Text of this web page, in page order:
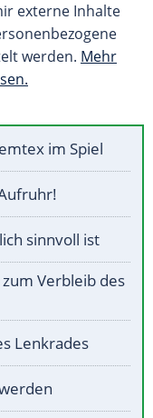
externe Inhalte
werden. Mehr
im Spiel
sinnvoll ist
Verbleib des
Lenkrades